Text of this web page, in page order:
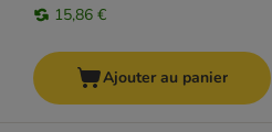
15,86 €
Ajouter au panier